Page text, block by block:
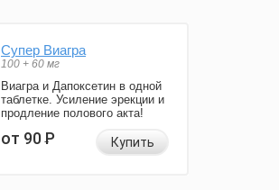
Супер Виагра
100 + 60 мг
Виагра и Дапоксетин в одной
таблетке. Усиление эрекции и
продление полового акта!
от 90Р Купить